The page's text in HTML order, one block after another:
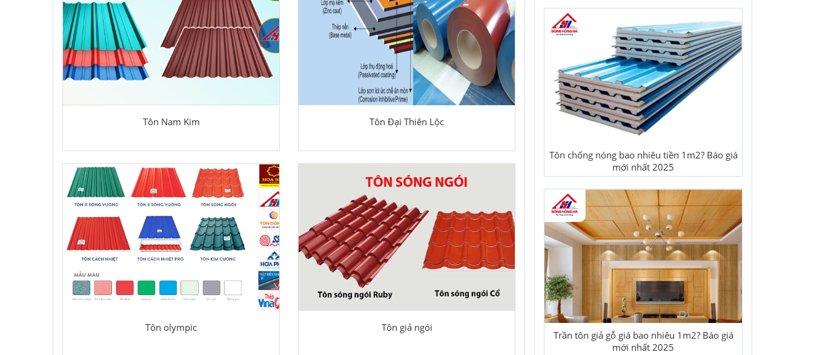
Tôn Nam Kim Tôn Đại Thiên Lộc
Tôn olympic Tôn giả ngói
Tôn chống nóng bao nhiêu tiền 1m2? Báo giá
mới nhất 2025
Trần tôn giả gỗ giá bao nhiêu 1m2? Báo giá
mới nhất 2025